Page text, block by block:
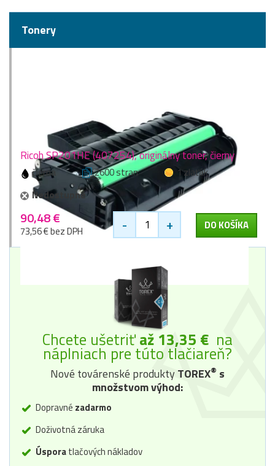
Tonery
Ricoh SP201HE (407254), originálny toner, čierny
čierna 2600 stran
1 zlaťák
Nedostupné
90,48 €
73,56 € bez DPH - + DO KOŠÍKA
Chcete ušetriťaž 13,35 € na
náplniach pre túto tlačiareň?
Nové továrenské produktyTOREX® s
množstvom výhod:
Dopravné zadarmo
Doživotná záruka
Úsporatlačových nákladov